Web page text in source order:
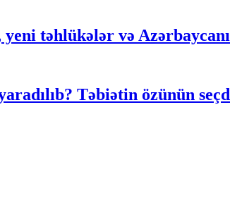
təhlükələr və
Təbiətin özünün